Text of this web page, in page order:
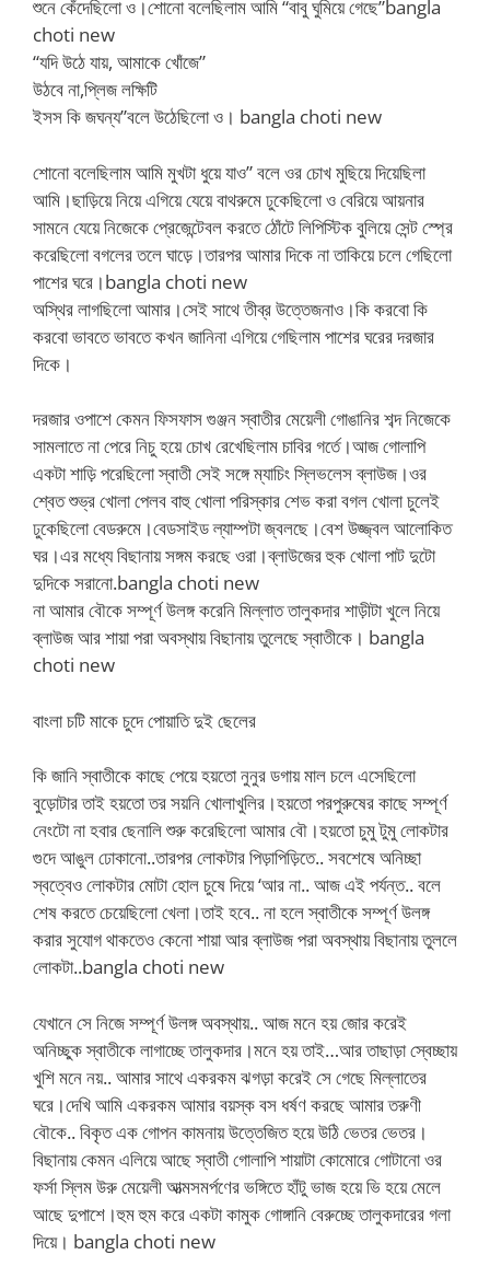
শুনে কেঁদেছিলো ও।শোনো বলেছিলাম আমি “বাবু ঘুমিয়ে গেছে”bangla
choti new
“যদি উঠে যায়, আমাকে খোঁজে”
উঠবে না,প্লিজ লক্ষিটি
ইসস কি জঘন্য”বলে উঠেছিলো ও। bangla choti new
শোনো বলেছিলাম আমি মুখটা ধুয়ে যাও” বলে ওর চোখ মুছিয়ে দিয়েছিলা
আমি।ছাড়িয়ে নিয়ে এগিয়ে যেয়ে বাথরুমে ঢুকেছিলো ও বেরিয়ে আয়নার
সামনে যেয়ে নিজেকে প্রেজেন্টেবল করতে ঠোঁটে লিপিস্টিক বুলিয়ে সেন্ট স্প্রে
করেছিলো বগলের তলে ঘাড়ে।তারপর আমার দিকে না তাকিয়ে চলে গেছিলো
পাশের ঘরে।bangla choti new
অস্থির লাগছিলো আমার।সেই সাথে তীব্র উত্তেজনাও।কি করবো কি
করবো ভাবতে ভাবতে কখন জানিনা এগিয়ে গেছিলাম পাশের ঘরের দরজার
দিকে।
দরজার ওপাশে কেমন ফিসফাস গুঞ্জন স্বাতীর মেয়েলী গোঙানির শব্দ নিজেকে
সামলাতে না পেরে নিচু হয়ে চোখ রেখেছিলাম চাবির গর্তে।আজ গোলাপি
একটা শাড়ি পরেছিলো স্বাতী সেই সঙ্গে ম্যাচিং স্লিভলেস ব্লাউজ।ওর
শ্বেত শুভ্র খোলা পেলব বাহু খোলা পরিস্কার শেভ করা বগল খোলা চুলেই
ঢুকেছিলো বেডরুমে।বেডসাইড ল্যাম্পটা জ্বলছে।বেশ উজ্জ্বল আলোকিত
ঘর।এর মধ্যে বিছানায় সঙ্গম করছে ওরা।ব্লাউজের হুক খোলা পাট দুটো
দুদিকে সরানো.bangla choti new
না আমার বৌকে সম্পূর্ণ উলঙ্গ করেনি মিল্লাত তালুকদার শাড়ীটা খুলে নিয়ে
ব্লাউজ আর শায়া পরা অবস্থায় বিছানায় তুলেছে স্বাতীকে। bangla
choti new
বাংলা চটি মাকে চুদে পোয়াতি দুই ছেলের
কি জানি স্বাতীকে কাছে পেয়ে হয়তো নুনুর ডগায় মাল চলে এসেছিলো
বুড়োটার তাই হয়তো তর সয়নি খোলাখুলির।হয়তো পরপুরুষের কাছে সম্পূর্ণ
নেংটো না হবার ছেনালি শুরু করেছিলো আমার বৌ।হয়তো চুমু টুমু লোকটার
গুদে আঙুল ঢোকানো..তারপর লোকটার পিড়াপিড়িতে.. সবশেষে অনিচ্ছা
স্বত্বেও লোকটার মোটা হোল চুষে দিয়ে ‘আর না.. আজ এই পর্যন্ত.. বলে
শেষ করতে চেয়েছিলো খেলা।তাই হবে.. না হলে স্বাতীকে সম্পূর্ণ উলঙ্গ
করার সুযোগ থাকতেও কেনো শায়া আর ব্লাউজ পরা অবস্থায় বিছানায় তুললে
লোকটা..bangla choti new
যেখানে সে নিজে সম্পূর্ণ উলঙ্গ অবস্থায়.. আজ মনে হয় জোর করেই
অনিচ্ছুক স্বাতীকে লাগাচ্ছে তালুকদার।মনে হয় তাই…আর তাছাড়া স্বেচ্ছায়
খুশি মনে নয়.. আমার সাথে একরকম ঝগড়া করেই সে গেছে মিল্লাতের
ঘরে।দেখি আমি একরকম আমার বয়স্ক বস ধর্ষণ করছে আমার তরুণী
বৌকে.. বিকৃত এক গোপন কামনায় উত্তেজিত হয়ে উঠি ভেতর ভেতর।
বিছানায় কেমন এলিয়ে আছে স্বাতী গোলাপি শায়াটা কোমোরে গোটানো ওর
ফর্সা স্লিম উরু মেয়েলী আত্মসমর্পণের ভঙ্গিতে হাঁটু ভাজ হয়ে ভি হয়ে মেলে
আছে দুপাশে।হুম হুম করে একটা কামুক গোঙ্গানি বেরুচ্ছে তালুকদারের গলা
দিয়ে। bangla choti new